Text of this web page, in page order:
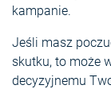
kampanie.
Jeśli masz
skutku, to może
decyzyjnemu